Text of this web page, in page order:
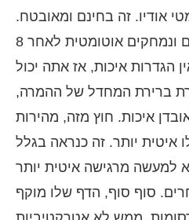
של 11 פורמטי אודיו. זה בחינם ומאובטח.
כל הקבצים שלך מוצפנים ונמחקים אוטומטית לאחר 8
הגדרות איכות, אז אתה יכול
ברירת המחדל של ההמרה,
איכות. חוץ מזה, מהירות
איטית יותר. זה כנראה בגלל
למעשה מרגישה איטית יותר
סוף סוף, הדף שלו מוקף